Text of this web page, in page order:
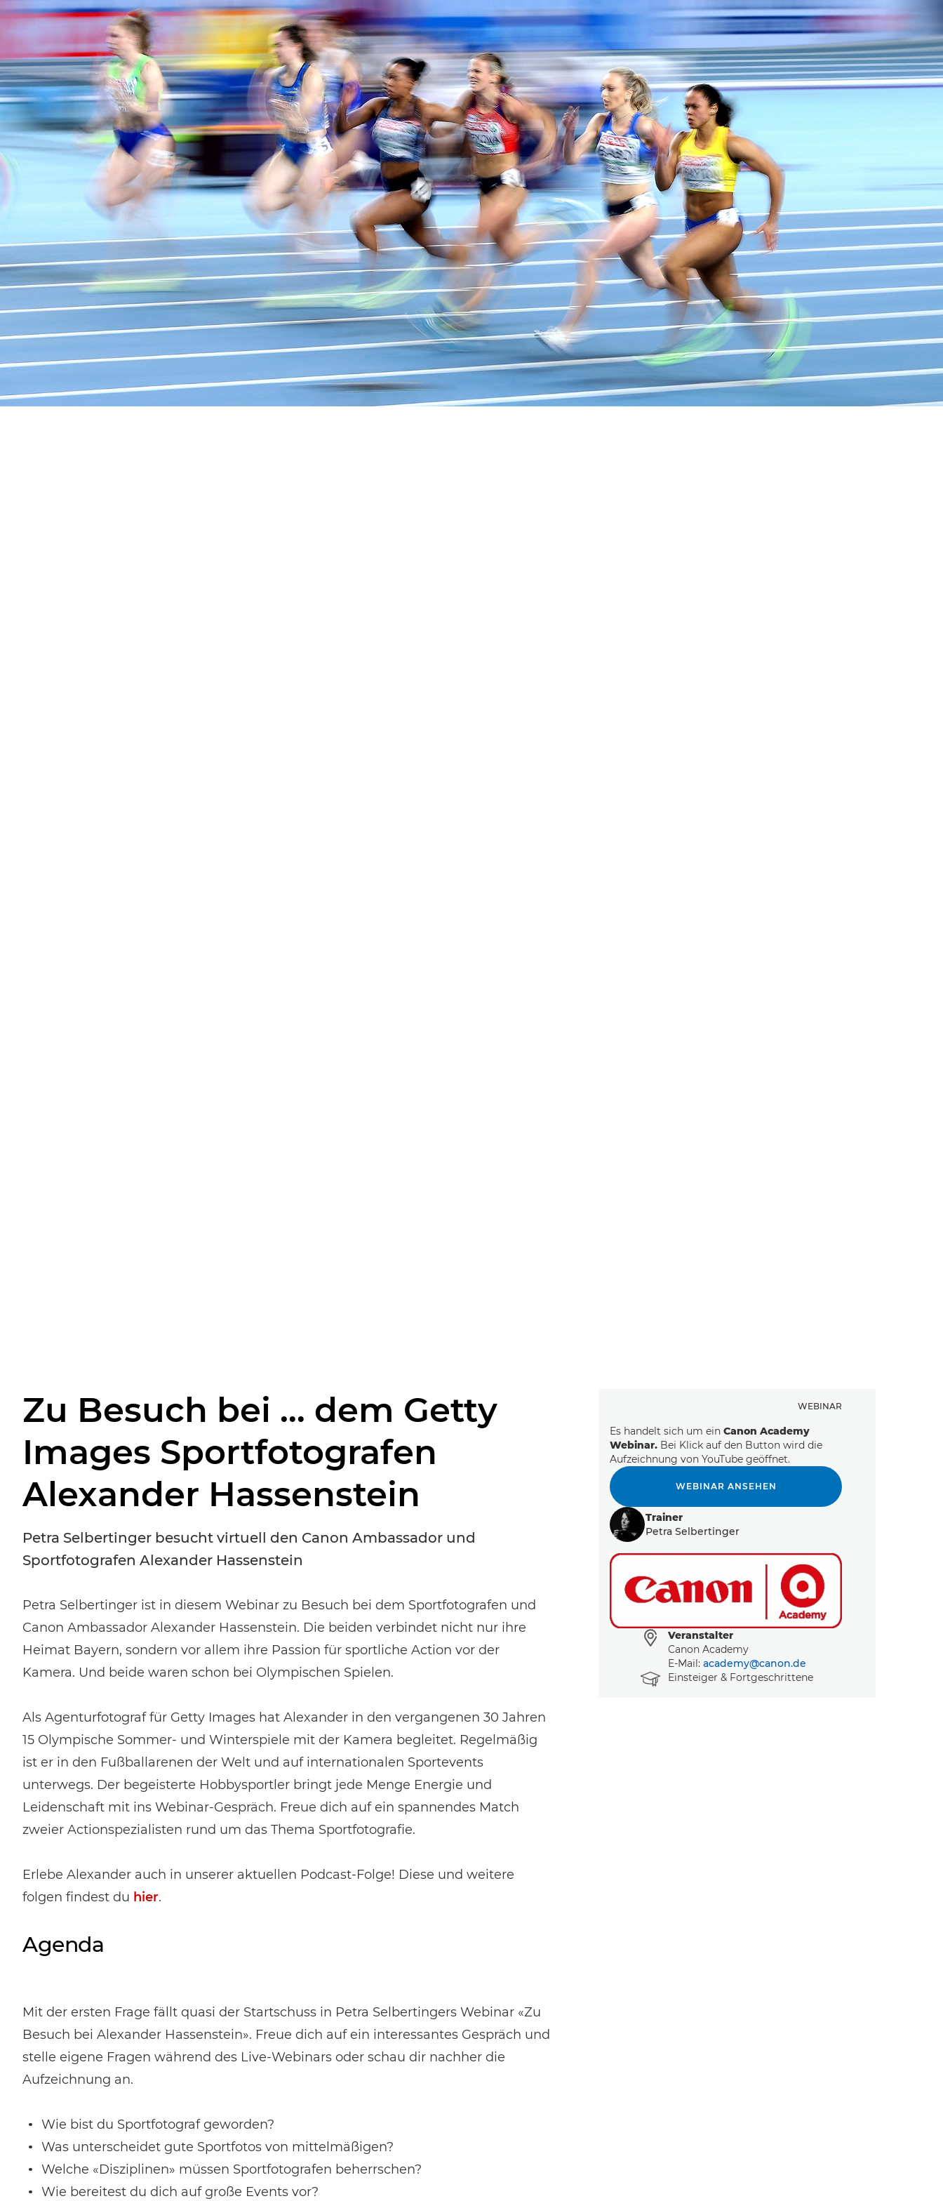
Zu Besuch bei … dem Getty
Images Sportfotografen
Alexander Hassenstein
Petra Selbertinger besucht virtuell den Canon Ambassador und
Sportfotografen Alexander Hassenstein
Petra Selbertinger ist in diesem Webinar zu Besuch bei dem Sportfotografen und
Canon Ambassador Alexander Hassenstein. Die beiden verbindet nicht nur ihre
Heimat Bayern, sondern vor allem ihre Passion für sportliche Action vor der
Kamera. Und beide waren schon bei Olympischen Spielen.
Als Agenturfotograf für Getty Images hat Alexander in den vergangenen 30 Jahren
15 Olympische Sommer- und Winterspiele mit der Kamera begleitet. Regelmäßig
ist er in den Fußballarenen der Welt und auf internationalen Sportevents
unterwegs. Der begeisterte Hobbysportler bringt jede Menge Energie und
Leidenschaft mit ins Webinar-Gespräch. Freue dich auf ein spannendes Match
zweier Actionspezialisten rund um das Thema Sportfotografie.
Erlebe Alexander auch in unserer aktuellen Podcast-Folge! Diese und weitere
folgen findest du hier.
Agenda
Mit der ersten Frage fällt quasi der Startschuss in Petra Selbertingers Webinar «Zu
Besuch bei Alexander Hassenstein». Freue dich auf ein interessantes Gespräch und
stelle eigene Fragen während des Live-Webinars oder schau dir nachher die
Aufzeichnung an.
Wie bist du Sportfotograf geworden?
Was unterscheidet gute Sportfotos von mittelmäßigen?
Welche «Disziplinen» müssen Sportfotografen beherrschen?
Wie bereitest du dich auf große Events vor?
WEBINAR
Es handelt sich um einCanon Academy
Webinar. Bei Klick auf den Button wird die
Aufzeichnung von YouTube geöffnet.
WEBINAR ANSEHEN
Trainer
Petra Selbertinger
Veranstalter
Canon Academy
E-Mail: academy@canon.de
Kursniveau
Einsteiger & Fortgeschrittene